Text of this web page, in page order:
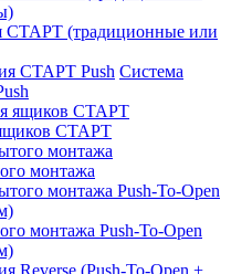
СТАРТ (традиционные или
Система
СТАРТ
монтажа
монтажа Push-To-Open